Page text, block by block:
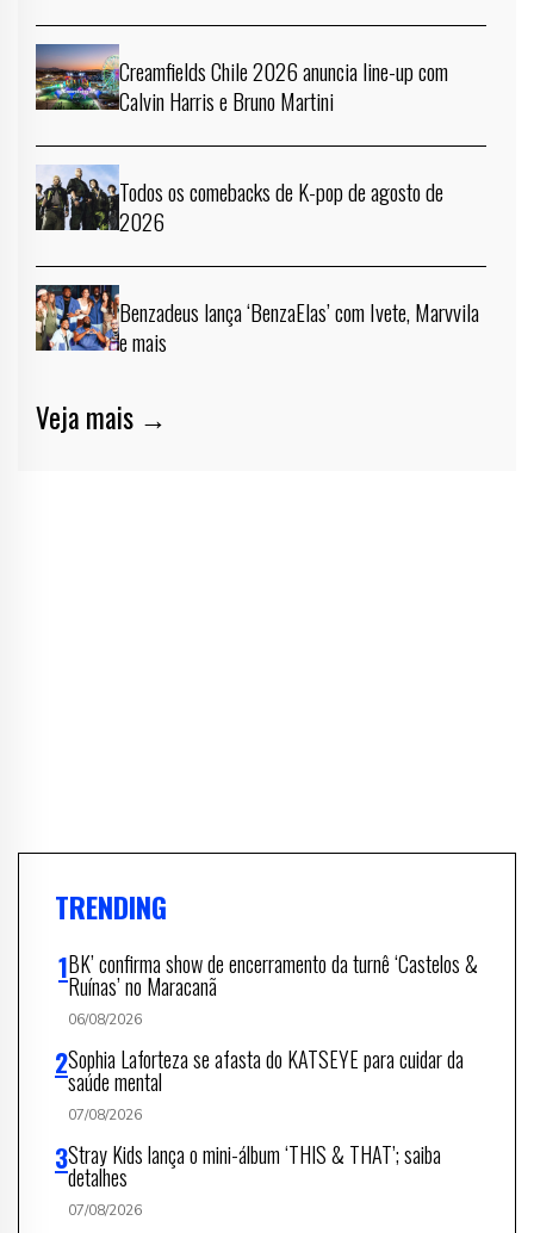
Creamfields Chile 2026 anuncia line-up com
Calvin Harris e Bruno Martini
Todos os comebacks de K-pop de agosto de
2026
Benzadeus lança ‘BenzaElas’ com Ivete, Marvvila
e mais
Veja mais →
TRENDING
BK’ confirma show de encerramento da turnê ‘Castelos &
Ruínas’ no Maracanã
06/08/2026
Sophia Laforteza se afasta do KATSEYE para cuidar da
saúde mental
07/08/2026
Stray Kids lança o mini-álbum ‘THIS & THAT’; saiba
detalhes
07/08/2026